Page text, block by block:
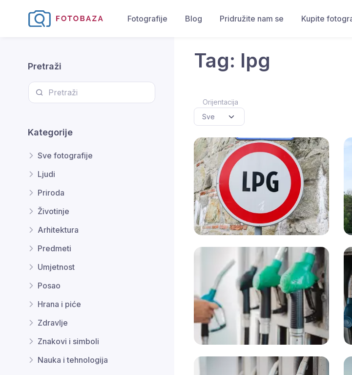
Fotografije Blog Pridružite nam se Kupite
Pretraži
Kategorije
Sve fotografije
Ljudi
Priroda
Životinje
Arhitektura
Predmeti
Umjetnost
Posao
Hrana i piće
Zdravlje
Znakovi i simboli
Nauka i tehnologija
Tag: lpg
Orijentacija